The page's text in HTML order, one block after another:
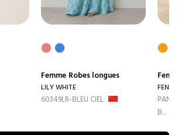
Femme Robes longues
LILY WHITE
60349LR-BLEU CIEL
B...